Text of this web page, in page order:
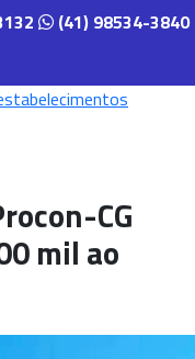
(41) 98534-3840
CG
mil ao